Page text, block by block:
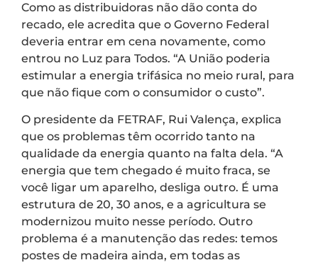
Como as distribuidoras não dão conta do
recado, ele acredita que o Governo Federal
deveria entrar em cena novamente, como
entrou no Luz para Todos. “A União poderia
estimular a energia trifásica no meio rural, para
que não fique com o consumidor o custo”.
O presidente da FETRAF, Rui Valença, explica
que os problemas têm ocorrido tanto na
qualidade da energia quanto na falta dela. “A
energia que tem chegado é muito fraca, se
você ligar um aparelho, desliga outro. É uma
estrutura de 20, 30 anos, e a agricultura se
modernizou muito nesse período. Outro
problema é a manutenção das redes: temos
postes de madeira ainda, em todas as